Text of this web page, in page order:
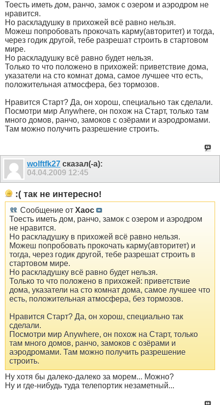
Тоесть иметь дом, ранчо, замок с озером и аэродром не
нравится.
Но раскладушку в прихожей всё равно нельзя.
Можеш попробовать прокочать карму(авторитет) и тогда,
через годик другой, тебе разрешат строить в стартовом
мире.
Но раскладушку всё равно будет нельзя.
Только то что положено в прихожей: приветствие дома,
указатели на сто комнат дома, самое лучшее что есть,
положительная атмосфера, без тормозов.
Нравится Cтарт? Да, он хорош, специально так сделали.
Посмотри мир Anywhere, он похож на Старт, только там
много домов, ранчо, замоков с озёрами и аэродромами.
Там можно получить разрешение строить.
wolftfk27 сказал(-а):
04.04.2009 12:45
:( так не интересно!
Сообщение от Xaoc
Тоесть иметь дом, ранчо, замок с озером и аэродром
не нравится.
Но раскладушку в прихожей всё равно нельзя.
Можеш попробовать прокочать карму(авторитет) и
тогда, через годик другой, тебе разрешат строить в
стартовом мире.
Но раскладушку всё равно будет нельзя.
Только то что положено в прихожей: приветствие
дома, указатели на сто комнат дома, самое лучшее что
есть, положительная атмосфера, без тормозов.
Нравится Cтарт? Да, он хорош, специально так
сделали.
Посмотри мир Anywhere, он похож на Старт, только
там много домов, ранчо, замоков с озёрами и
аэродромами. Там можно получить разрешение
строить.
Ну хотя бы далеко-далеко за морем... Можно?
Ну и где-нибудь туда телепортик незаметный...